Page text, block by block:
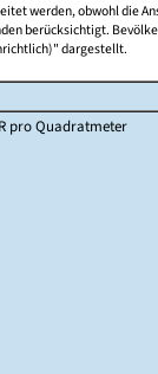
werden, obwohl die
berücksichtigt.
dargestellt.
pro Quadratmeter